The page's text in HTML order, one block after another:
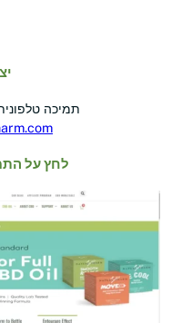
+44 20 3326 3749 תמיכה
לחץ על